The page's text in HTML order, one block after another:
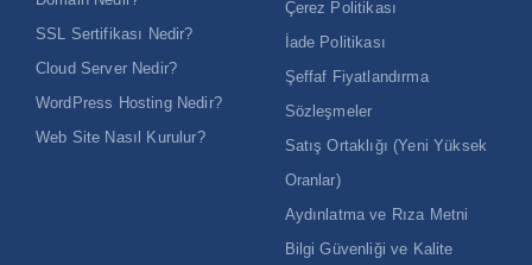
SSL Sertifikası Nedir?
Cloud Server Nedir?
WordPress Hosting Nedir?
Web Site Nasıl Kurulur?
Çerez Politikası
İade Politikası
Şeffaf Fiyatlandırma
Sözleşmeler
Satış Ortaklığı (Yeni Yüksek
Oranlar)
Aydınlatma ve Rıza Metni
Bilgi Güvenliği ve Kalite